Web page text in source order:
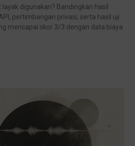
digunakan? Bandingkan hasil
pertimbangan privasi, serta hasil uji
mencapai skor 3/3 dengan data biaya